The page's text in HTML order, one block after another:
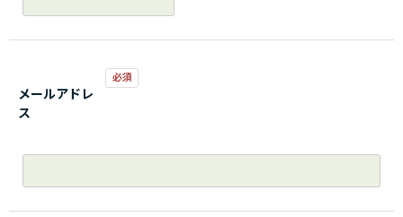
メールアドレ
ス